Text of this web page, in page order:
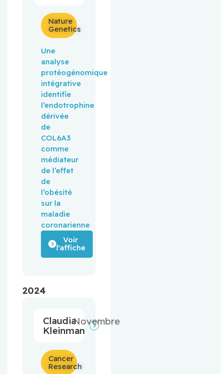
Nature
Genetics
Une
analyse
protéogénomique
intégrative
identifie
l’endotrophine
dérivée
de
COL6A3
comme
médiateur
de l’effet
de
l’obésité
sur la
maladie
coronarienne
Voir
l'affiche
2024
Claudia
Kleinman
Novembre
Cancer
Research